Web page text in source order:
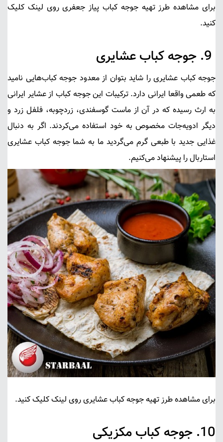
برای مشاهده طرز تهیه جوجه کباب پیاز جعفری روی لینک کلیک
کنید.
جوجه کباب عشایری
جوجه کباب عشایری را شاید بتوان از معدود جوجه کباب‌هایی نامید
که طعمی واقعا ایرانی دارد. ترکیبات این جوجه کباب از عشایر ایرانی
به ارث رسیده که در آن از ماست گوسفندی، زردچوبه، فلفل زرد و
دیگر ادویه‌جات مخصوص به خود استفاده می‌کردند. اگر به دنبال
غذایی جدید با طبعی گرم می‌گردید ما به شماجوجه کباب عشایری
استاربالرا پیشنهاد می‌کنیم.
برای مشاهده طرز تهیه جوجه کباب عشایری روی لینک کلیک کنید.
10. جوجه کباب مکزیکی